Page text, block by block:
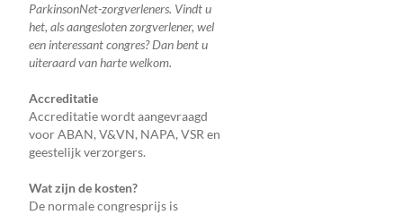
ParkinsonNet-zorgverleners. Vindt u
het, als aangesloten zorgverlener, wel
een interessant congres? Dan bent u
uiteraard van harte welkom.
Accreditatie
Accreditatie wordt aangevraagd
voor ABAN, V&VN, NAPA, VSR en
geestelijk verzorgers.
Wat zijn de kosten?
De normale congresprijs is